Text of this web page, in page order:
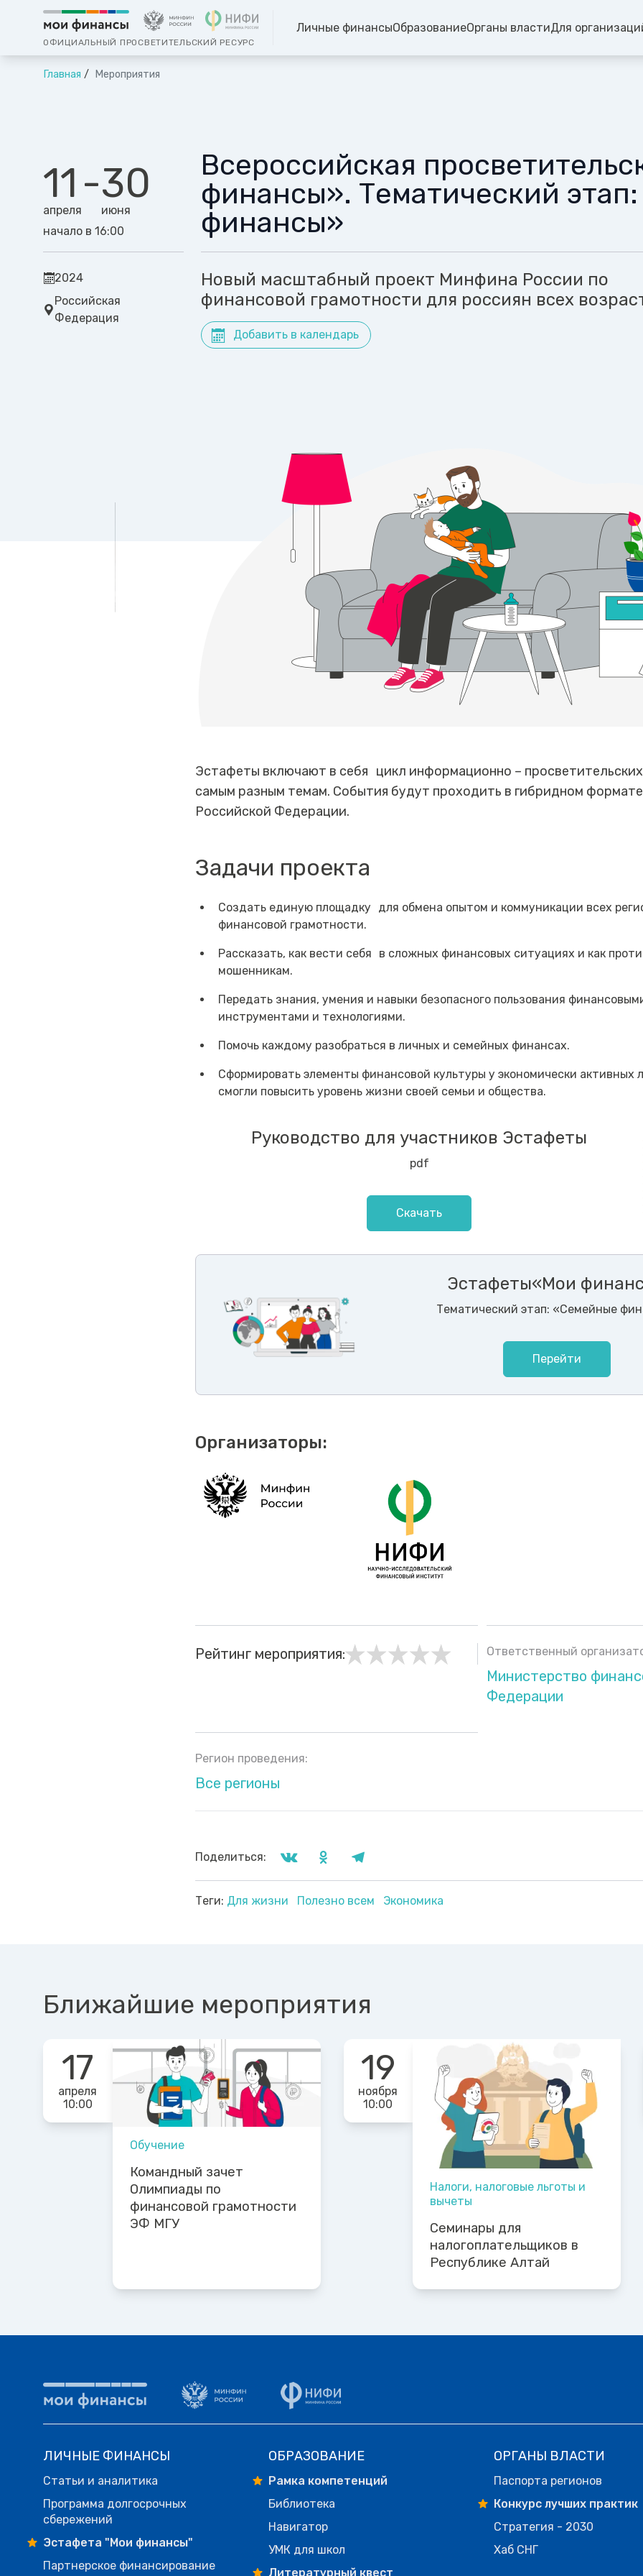
ОФИЦИАЛЬНЫЙ ПРОСВЕТИТЕЛЬСКИЙ РЕСУРС
Личные финансыОбразованиеОрганы властиДля
Главная Мероприятия
11
апреля
-30
июня
начало в 16:00
2024
Российская
Федерация
Всероссийская
финансы». Тематический
финансы»
Новый масштабный проект Минфина России по
финансовой грамотности для россиян всех
Добавить в календарь
Эстафеты включают в себя цикл информационно –
самым разным темам. События будут проходить в гибридном формате
Российской Федерации.
Задачи проекта
Создать единую площадку для обмена опытом и коммуникации всех
финансовой грамотности.
Рассказать, как вести себя в сложных финансовых ситуациях и как
мошенникам.
Передать знания, умения и навыки безопасного пользования
инструментами и технологиями.
Помочь каждому разобраться в личных и семейных финансах.
Сформировать элементы финансовой культуры у экономически активных
смогли повысить уровень жизни своей семьи и общества.
Руководство для участников Эстафеты
pdf
Скачать
Эстафеты«Мои
Тематический этап: «Семейные
Перейти
Организаторы:
Рейтинг мероприятия: Ответственный
Министерство
Федерации
Регион проведения:
Все регионы
Поделиться:
Теги: Для жизни Полезно всем Экономика
Ближайшие мероприятия
17
апреля
10:00
Обучение
Командный зачет
Олимпиады по
финансовой грамотности
ЭФ МГУ
19
ноября
10:00
Налоги, налоговые льготы и
вычеты
Семинары для
налогоплательщиков в
Республике Алтай
ЛИЧНЫЕ ФИНАНСЫ
Статьи и аналитика
Программа долгосрочных
сбережений
Эстафета "Мои финансы"
Партнерское финансирование
ОБРАЗОВАНИЕ
Рамка компетенций
Библиотека
Навигатор
УМК для школ
Литературный квест
ОРГАНЫ ВЛАСТИ
Паспорта регионов
Конкурс лучших практик
Стратегия - 2030
Хаб СНГ